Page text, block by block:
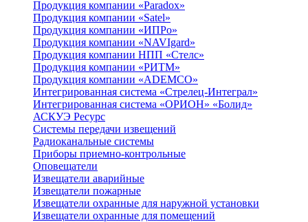
Продукция компании «Paradox»
Продукция компании «Satel»
Продукция компании «ИПРо»
Продукция компании «NAVIgard»
Продукция компании НПП «Стелс»
Продукция компании «РИТМ»
Продукция компании «ADEMCO»
Интегрированная система «Стрелец-Интеграл»
Интегрированная система «ОРИОН» «Болид»
АСКУЭ Ресурс
Системы передачи извещений
Радиоканальные системы
Приборы приемно-контрольные
Оповещатели
Извещатели аварийные
Извещатели пожарные
Извещатели охранные для наружной установки
Извещатели охранные для помещений